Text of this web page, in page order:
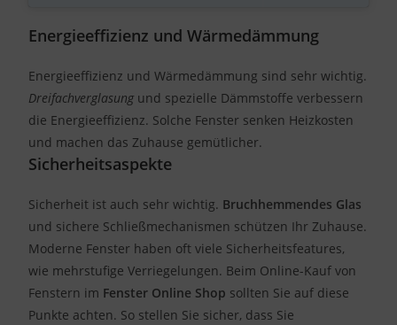
Energieeffizienz und Wärmedämmung
Energieeffizienz und Wärmedämmung sind sehr wichtig.
Dreifachverglasung und spezielle Dämmstoffe verbessern
die Energieeffizienz. Solche Fenster senken Heizkosten
und machen das Zuhause gemütlicher.
Sicherheitsaspekte
Sicherheit ist auch sehr wichtig. Bruchhemmendes Glas
und sichere Schließmechanismen schützen Ihr Zuhause.
Moderne Fenster haben oft viele Sicherheitsfeatures,
wie mehrstufige Verriegelungen. Beim Online-Kauf von
Fenstern im Fenster Online Shop sollten Sie auf diese
Punkte achten. So stellen Sie sicher, dass Sie